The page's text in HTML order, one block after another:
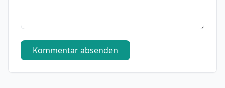
Kommentar absenden